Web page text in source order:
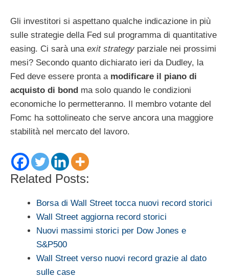
Gli investitori si aspettano qualche indicazione in più
sulle strategie della Fed sul programma di quantitative
easing. Ci sarà una exit strategy parziale nei prossimi
mesi? Secondo quanto dichiarato ieri da Dudley, la
Fed deve essere pronta a modificare il piano di
acquisto di bond ma solo quando le condizioni
economiche lo permetteranno. Il membro votante del
Fomc ha sottolineato che serve ancora una maggiore
stabilità nel mercato del lavoro.
Related Posts:
Borsa di Wall Street tocca nuovi record storici
Wall Street aggiorna record storici
Nuovi massimi storici per Dow Jones e
S&P500
Wall Street verso nuovi record grazie al dato
sulle case